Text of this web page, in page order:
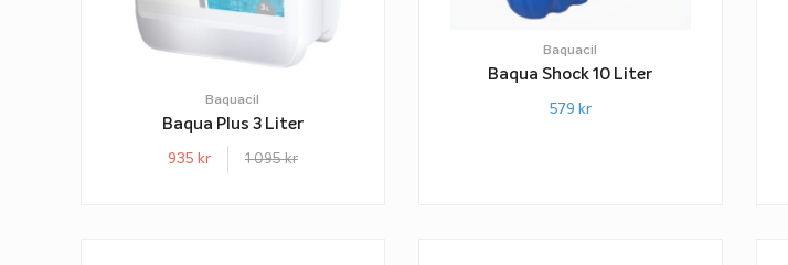
Baquacil
Baqua Plus 3 Liter
935 kr 1 095kr
Baquacil
Baqua Shock 10 Liter
579 kr